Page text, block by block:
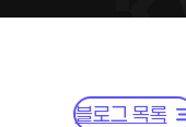
블로그 목록